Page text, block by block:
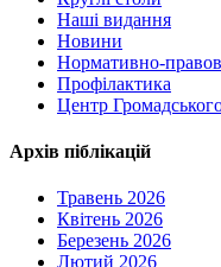
Наші видання
Новини
Нормативно-
Профілактика
Центр
Архів піблікацій
Травень 2026
Квітень 2026
Березень 2026
Лютий 2026